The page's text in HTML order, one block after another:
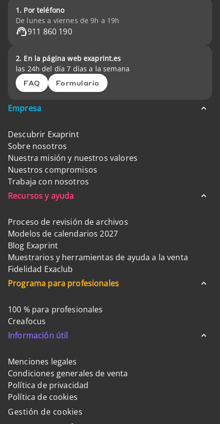
1. Por teléfono
De lunes a viernes de 9h a 19h
911 860 190
2. En la página web exaprint.es
las 24h del día 7 días a la semana
FAQ Formulario
Empresa
Descubrir Exaprint
Sobre nosotros
Nuestra misión y nuestros valores
Nuestros compromisos
Trabaja con nosotros
Recursos y ayuda
Proceso de revisión de archivos
Modelos de calendarios 2027
Blog Exaprint
Muestrarios y herramientas de ayuda a la venta
Fidelidad Exaclub
Programa para profesionales
100 % para profesionales
Creafocus
Información útil
Menciones legales
Condiciones generales de venta
Política de privacidad
Política de cookies
Gestión de cookies